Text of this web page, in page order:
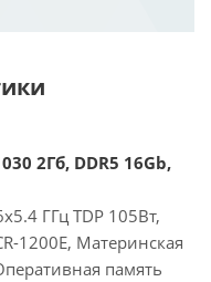
2Гб, DDR5 16Gb,
ГГц TDP 105Вт,
1200E, Материнская
память